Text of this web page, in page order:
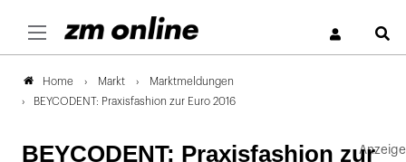
Home Markt
Marktmeldungen
BEYCODENT: Praxisfashion zur Euro 2016
BEYCODENT: Praxisfashion zur